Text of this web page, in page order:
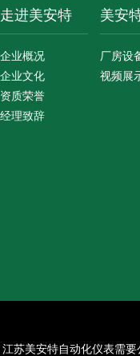
走进美安特
企业概况
企业文化
资质荣誉
经理致辞
美安
厂房设
视频展
江苏美安特自动化仪表需